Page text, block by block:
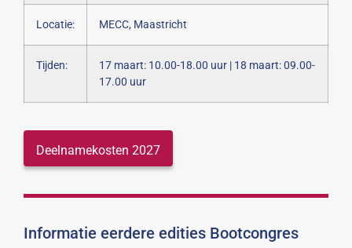
Locatie: MECC, Maastricht
Tijden:
17 maart: 10.00-18.00 uur | 18 maart: 09.00-
17.00 uur
Deelnamekosten 2027
Informatie eerdere edities Bootcongres